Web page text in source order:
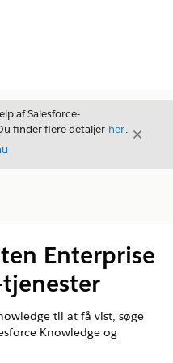
af Salesforce-
finder flere detaljer her.
Luk
Enterprise
til at få vist, søge
Knowledge og